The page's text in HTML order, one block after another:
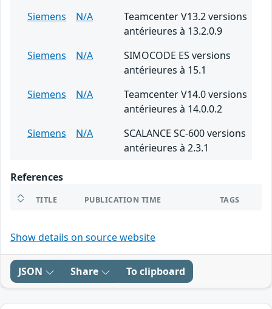
Siemens
N/A
Teamcenter V13.2 versions
antérieures à 13.2.0.9
Siemens
N/A
SIMOCODE ES versions
antérieures à 15.1
Siemens
N/A
Teamcenter V14.0 versions
antérieures à 14.0.0.2
Siemens
N/A
SCALANCE SC-600 versions
antérieures à 2.3.1
References
TITLE PUBLICATION TIME TAGS
Show details on source website
JSON Share To clipboard